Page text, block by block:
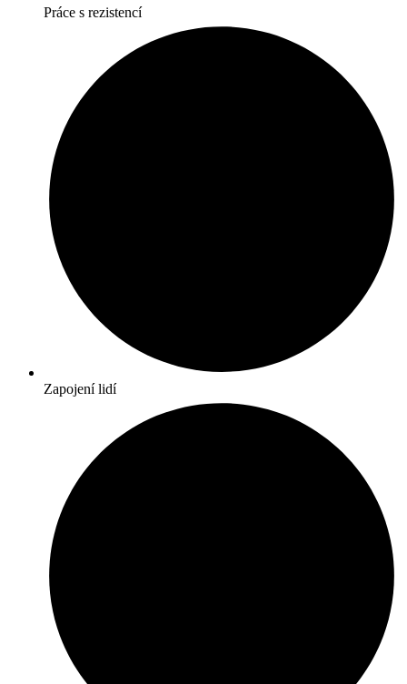
Práce s rezistencí
Zapojení lidí